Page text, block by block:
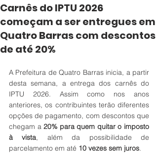
Carnês do IPTU 2026
começam a ser entregues em
Quatro Barras com descontos
de até 20%
A Prefeitura de Quatro Barras inicia, a partir
desta semana, a entrega dos carnês do
IPTU 2026. Assim como nos anos
anteriores, os contribuintes terão diferentes
opções de pagamento, com descontos que
chegam a 20% para quem quitar o imposto
à vista, além da possibilidade de
parcelamento em até 10 vezes sem juros.